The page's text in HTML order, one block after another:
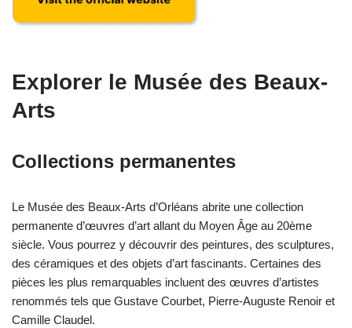
Explorer le Musée des Beaux-
Arts
Collections permanentes
Le Musée des Beaux-Arts d’Orléans abrite une collection
permanente d’œuvres d’art allant du Moyen Âge au 20ème
siècle. Vous pourrez y découvrir des peintures, des sculptures,
des céramiques et des objets d’art fascinants. Certaines des
pièces les plus remarquables incluent des œuvres d’artistes
renommés tels que Gustave Courbet, Pierre-Auguste Renoir et
Camille Claudel.